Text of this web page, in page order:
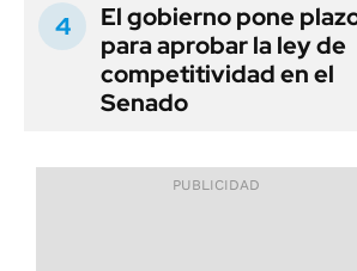
El gobierno pone
para aprobar la ley de
competitividad en el
Senado